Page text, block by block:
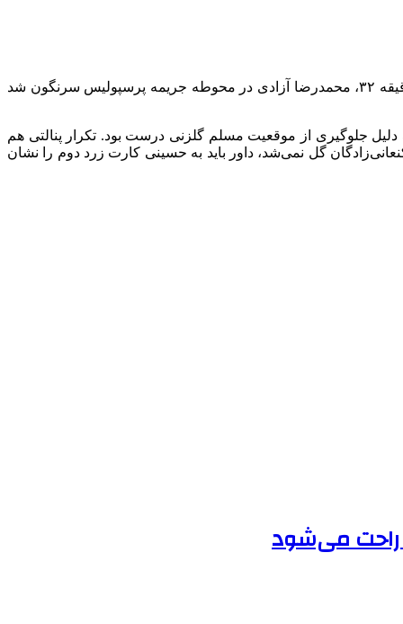
مهدی سیدعلی، کارشناس داوری و داور پیشین لیگ برتر فوتبال ایران در گفت‌وگو با ایسنا در خصوص کارشناسی داوری داربی گفت: در دقیقه ۳۲، محمدرضا آزادی در محوطه جریمه پرسپولیس سرنگون شد
دلیل جلوگیری از موقعیت مسلم گلزنی درست بود. تکرار پنالتی هم
گل نمی‌شد، داور باید به حسینی کارت زرد دوم را نشان